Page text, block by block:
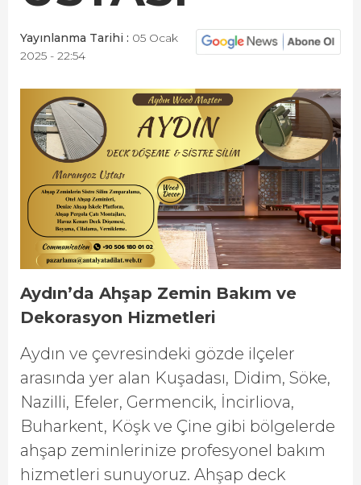
Yayınlanma Tarihi : 05 Ocak
2025 - 22:54
Aydın’da Ahşap Zemin Bakım ve
Dekorasyon Hizmetleri
Aydın ve çevresindeki gözde ilçeler
arasında yer alan Kuşadası, Didim, Söke,
Nazilli, Efeler, Germencik, İncirliova,
Buharkent, Köşk ve Çine gibi bölgelerde
ahşap zeminlerinize profesyonel bakım
hizmetleri sunuyoruz. Ahşap deck